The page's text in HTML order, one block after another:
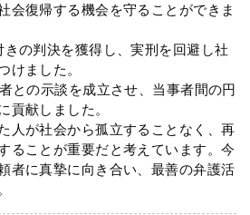
会復帰する機会を守ることができま
きの判決を獲得し、実刑を回避し社
けました。
との示談を成立させ、当事者間の円
貢献しました。
人が社会から孤立することなく、再
ることが重要だと考えています。今
者に真摯に向き合い、最善の弁護活